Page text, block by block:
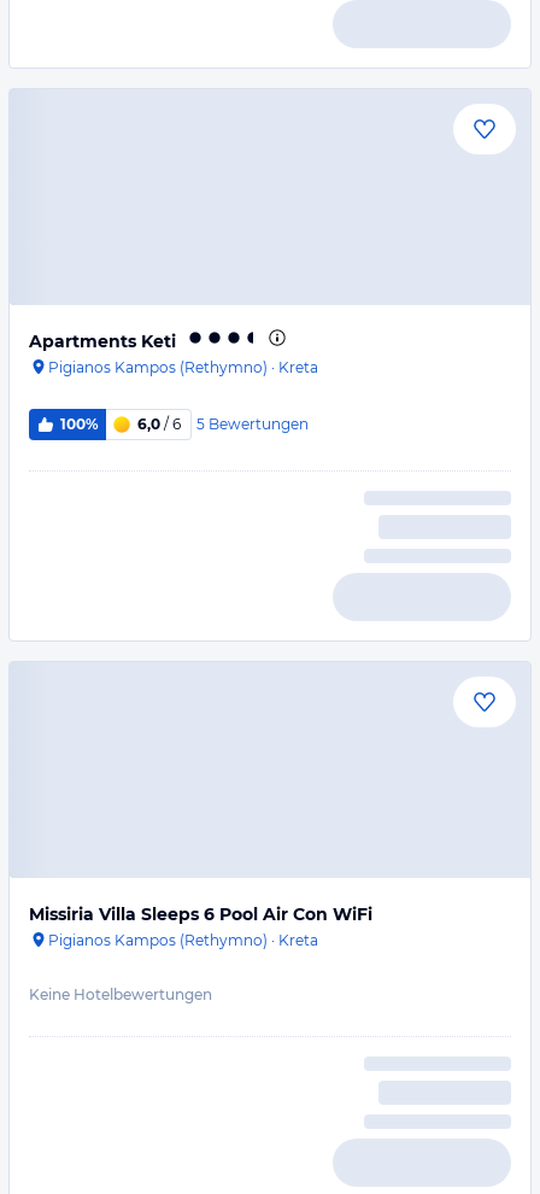
Apartments Keti
Pigianos Kampos (Rethymno) · Kreta
100% 6,0 / 6 5 Bewertungen
Missiria Villa Sleeps 6 Pool Air Con WiFi
Pigianos Kampos (Rethymno) · Kreta
Keine Hotelbewertungen